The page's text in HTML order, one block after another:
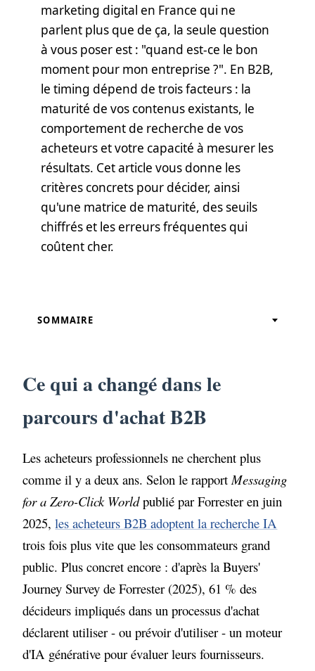
marketing digital en France qui ne
parlent plus que de ça, la seule question
à vous poser est : "quand est-ce le bon
moment pour mon entreprise ?". En B2B,
le timing dépend de trois facteurs : la
maturité de vos contenus existants, le
comportement de recherche de vos
acheteurs et votre capacité à mesurer les
résultats. Cet article vous donne les
critères concrets pour décider, ainsi
qu'une matrice de maturité, des seuils
chiffrés et les erreurs fréquentes qui
coûtent cher.
SOMMAIRE
Les signaux qui montrent que le moment
l'optimisation pour les moteurs
génératifs
Quel retour sur investissement attendre
Les erreurs qui retardent les résultats en
B2B
Un cadre de décision pour les dirigeants
B2B
Ce qui a changé dans le
parcours d'achat B2B
Les acheteurs professionnels ne cherchent plus
comme il y a deux ans. Selon le rapportMessaging
for a Zero-Click Worldpublié par Forrester en juin
2025,les acheteurs B2B adoptent la recherche IA
trois fois plus vite que les consommateurs grand
public. Plus concret encore : d'après la Buyers'
Journey Survey de Forrester (2025), 61 % des
décideurs impliqués dans un processus d'achat
déclarent utiliser - ou prévoir d'utiliser - un moteur
d'IA générative pour évaluer leurs fournisseurs.